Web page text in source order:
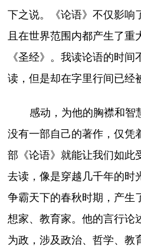
下之说。《论语》不仅影响
且在世界范围内都产生了重
《圣经》。我读论语的时
读，但是却在字里行间已经
感动，为他的胸襟和智
没有一部自己的著作，仅凭
部《论语》就能让我们如此
去读，像是穿越几千年的时
争霸天下的春秋时期，产生
想家、教育家。他的言行论
为政，涉及政治、哲学、教